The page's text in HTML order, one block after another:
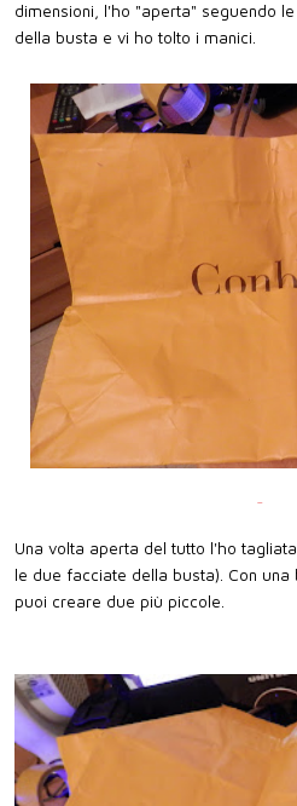
dimensioni, l'ho "aperta" seguendo
della busta e vi ho tolto i manici.
Una volta aperta del tutto l'ho
le due facciate della busta). Con
puoi creare due più piccole.